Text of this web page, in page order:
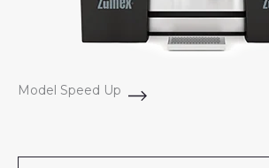
Model Speed Up